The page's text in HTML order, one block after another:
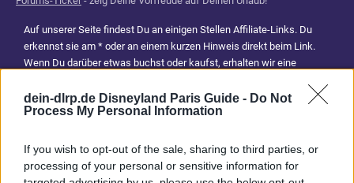
dein-dlrp.de Disneyland Paris Guide - Do Not
Process My Personal Information
If you wish to opt-out of the sale, sharing to third parties, or
processing of your personal or sensitive information for
Auf unserer Seite findest Du an einigen Stellen Affiliate-Links. Du
erkennst sie am * oder an einem kurzen Hinweis direkt beim Link.
Wenn Du darüber etwas buchst oder kaufst, erhalten wir eine
Du uns, unsere Reiseführer, Tipps und Planungsinhalte weiterhin
kostenlos anzubieten. Vielen Dank für Deine Unterstützung.
Abonniere jetzt unsere magischen News aus den
Parks